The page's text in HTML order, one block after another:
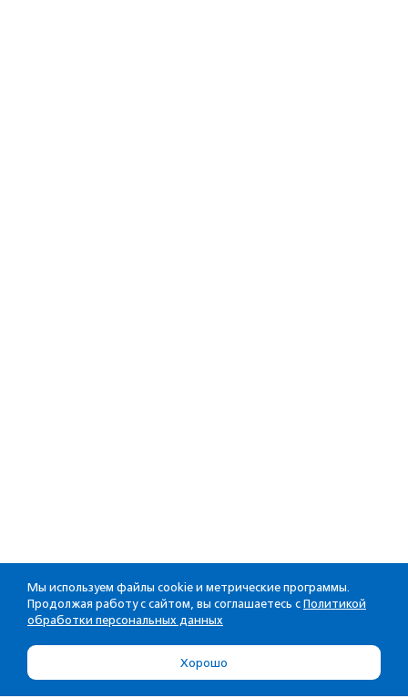
Мы используем файлы cookie и метрические программы.
Продолжая работу с сайтом, вы соглашаетесь с Политикой
обработки персональных данных
Хорошо